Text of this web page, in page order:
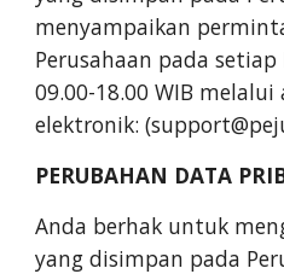
menyampaikan
Perusahaan pada
09.00-18.00 WIB
elektronik:
PERUBAHAN DATA
Anda berhak untuk
yang disimpan pada